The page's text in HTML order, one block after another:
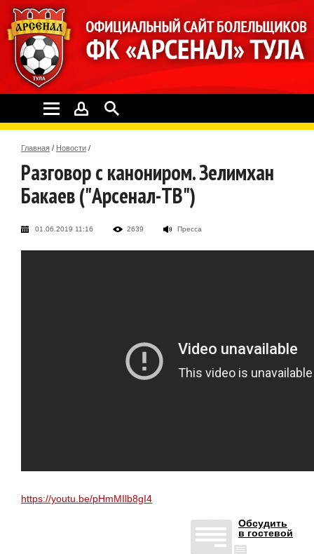
Главная / Новости /
Разговор с канониром. Зелимхан
Бакаев ("Арсенал-ТВ")
01.06.2019 11:16 2639 Пресса
https://youtu.be/pHmMIlb8gI4
Обсудить
в гостевой